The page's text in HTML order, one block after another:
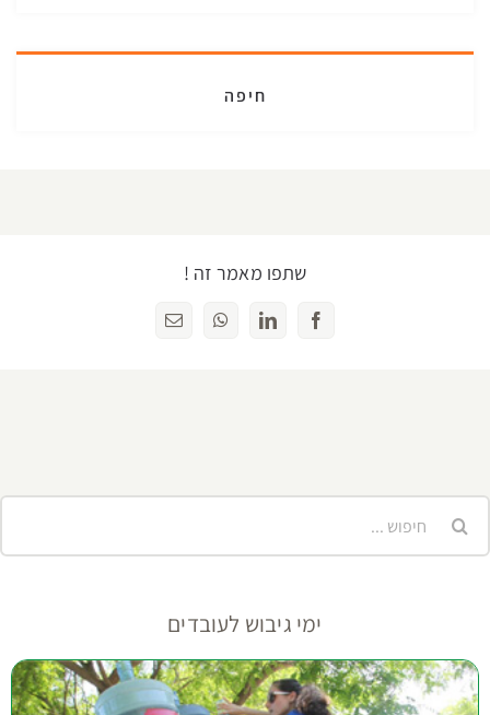
חיפה
שתפו מאמר זה !
Facebook
LinkedIn
WhatsAppכתובת
ימי גיבוש לעובדים